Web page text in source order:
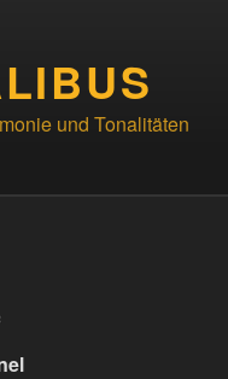
und Tonalitäten